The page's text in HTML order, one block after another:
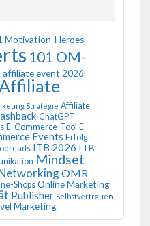
Motivation-Heroes
101 OM-
affiliate event 2026
Strategie Affiliate
ChatGPT
E-Commerce-Tool E-
Events Erfolg
ITB 2026 ITB
Mindset
OMR
Shops Online Marketing
Publisher Selbstvertrauen
Marketing